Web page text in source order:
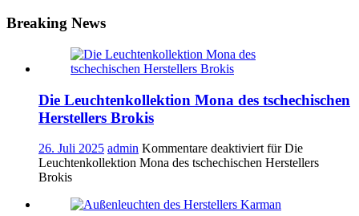
Breaking News
Die Leuchtenkollektion Mona des tschechischen
Herstellers Brokis
26. Juli 2025 admin Kommentare deaktiviert für Die
Leuchtenkollektion Mona des tschechischen Herstellers
Brokis